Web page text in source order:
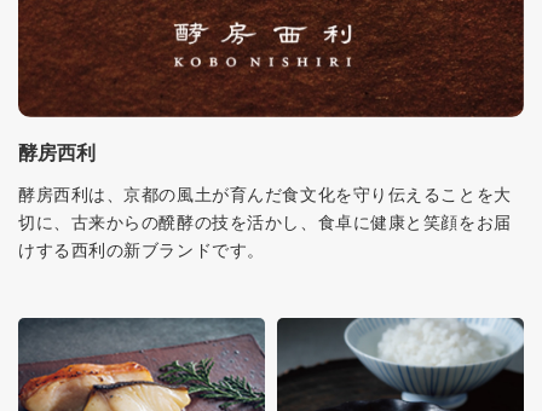
酵房西利
酵房西利は、京都の風土が育んだ食文化を守り伝えることを大
切に、古来からの醗酵の技を活かし、食卓に健康と笑顔をお届
けする西利の新ブランドです。